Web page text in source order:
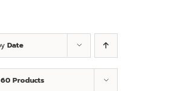
Date
60 Products